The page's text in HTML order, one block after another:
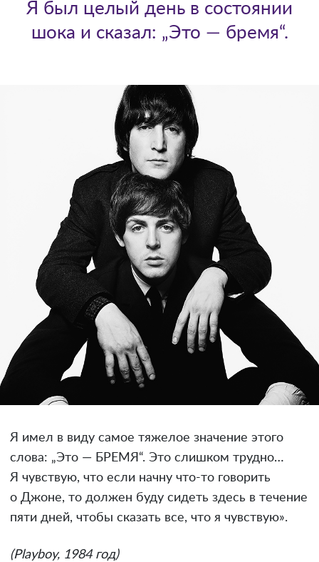
Я был целый день в состоянии
шока и сказал: „Это — бремя“.
Я имел в виду самое тяжелое значение этого
слова: „Это — БРЕМЯ“. Это слишком трудно…
Я чувствую, что если начну что-то говорить
о Джоне, то должен буду сидеть здесь в течение
пяти дней, чтобы сказать все, что я чувствую».
(Playboy, 1984 год)